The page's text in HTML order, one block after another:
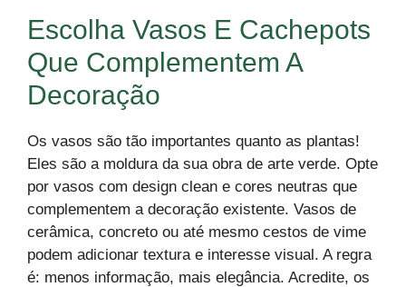
Escolha Vasos E Cachepots
Que Complementem A
Decoração
Os vasos são tão importantes quanto as plantas!
Eles são a moldura da sua obra de arte verde. Opte
por vasos com design clean e cores neutras que
complementem a decoração existente. Vasos de
cerâmica, concreto ou até mesmo cestos de vime
podem adicionar textura e interesse visual. A regra
é: menos informação, mais elegância. Acredite, os